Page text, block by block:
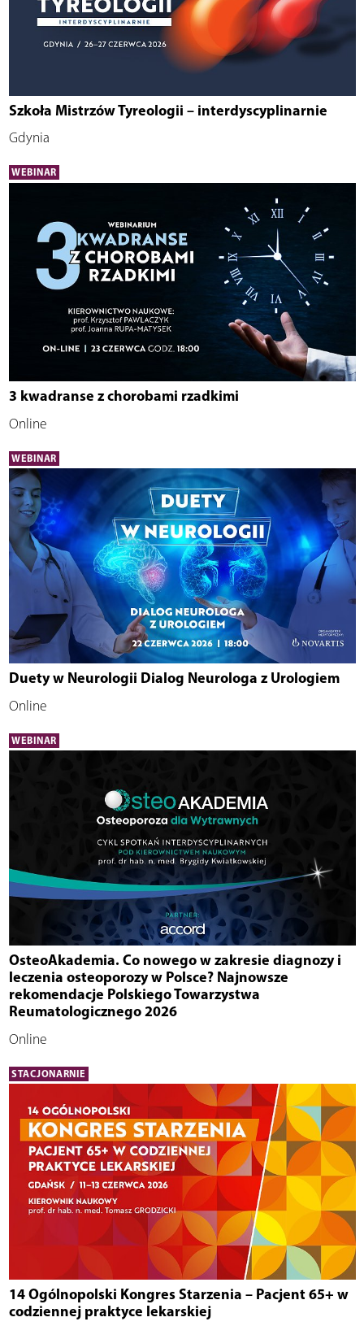
Szkoła Mistrzów Tyreologii – interdyscyplinarnie
Gdynia
WEBINAR
3 kwadranse z chorobami rzadkimi
Online
WEBINAR
Duety w Neurologii Dialog Neurologa z Urologiem
Online
WEBINAR
OsteoAkademia. Co nowego w zakresie diagnozy i
leczenia osteoporozy w Polsce? Najnowsze
rekomendacje Polskiego Towarzystwa
Reumatologicznego 2026
Online
STACJONARNIE
14 Ogólnopolski Kongres Starzenia – Pacjent 65+ w
codziennej praktyce lekarskiej